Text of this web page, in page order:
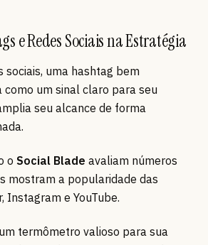
e Redes Sociais na Estratégia
sociais, uma hashtag bem
como um sinal claro para seu
seu alcance de forma
o Social Blade avaliam números
mostram a popularidade das
Instagram e YouTube.
termômetro valioso para sua